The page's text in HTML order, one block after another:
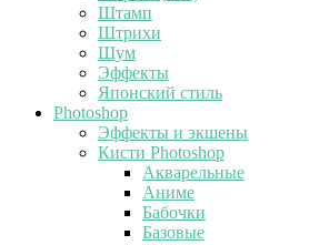
Штамп
Штрихи
Шум
Эффекты
Японский стиль
Photoshop
Эффекты и экшены
Кисти Photoshop
Акварельные
Аниме
Бабочки
Базовые